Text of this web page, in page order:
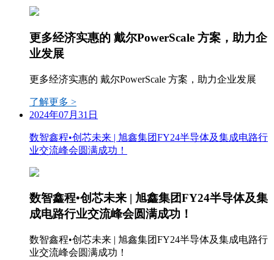
更多经济实惠的 戴尔PowerScale 方案，助力企
业发展
更多经济实惠的 戴尔PowerScale 方案，助力企业发展
了解更多 >
2024年07月31日
数智鑫程•创芯未来 | 旭鑫集团FY24半导体及集成电路行
业交流峰会圆满成功！
数智鑫程•创芯未来 | 旭鑫集团FY24半导体及集
成电路行业交流峰会圆满成功！
数智鑫程•创芯未来 | 旭鑫集团FY24半导体及集成电路行
业交流峰会圆满成功！